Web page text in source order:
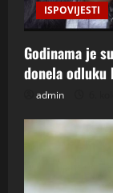
ISPOVIJESTI
Godinama je
donela odluku
admin